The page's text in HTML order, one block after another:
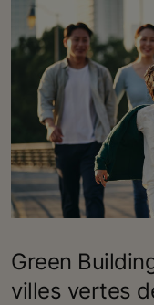
Green
villes vertes